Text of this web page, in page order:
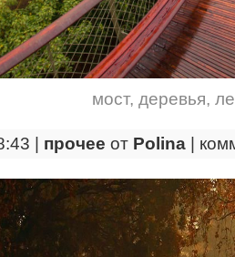
мост, деревья,
| прочее от Polina